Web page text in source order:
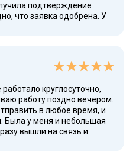
подтверждение
что заявка одобрена. У
нагрузку. Условия
информации, а
можно подробнее
круглосуточно,
работу поздно вечером.
в любое время, и
Была у меня и небольшая
вышли на связь и